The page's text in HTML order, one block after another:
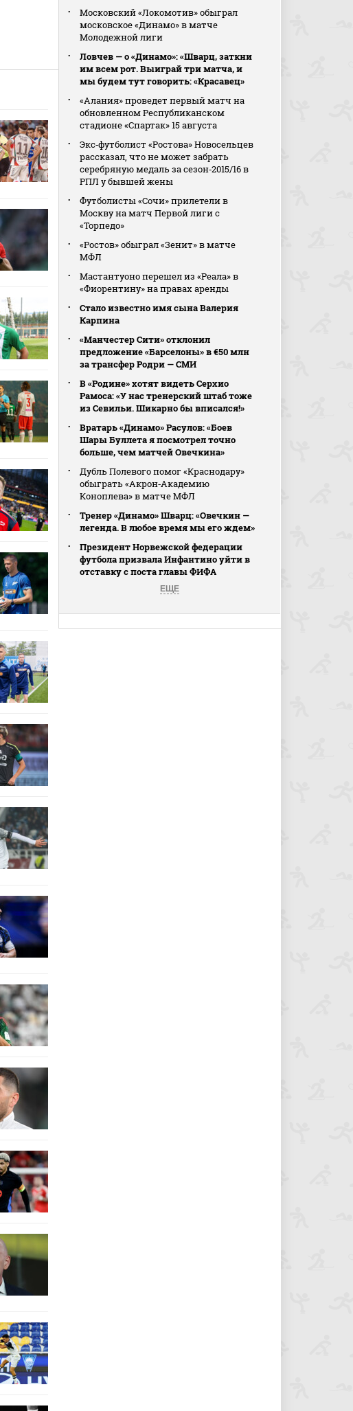
Московский «Локомотив» обыграл
московское «Динамо» в матче
Молодежной лиги
Ловчев — о «Динамо»: «Шварц, заткни
им всем рот. Выиграй три матча, и
мы будем тут говорить: «Красавец»
«Алания» проведет первый матч на
обновленном Республиканском
стадионе «Спартак» 15 августа
Экс‑футболист «Ростова» Новосельцев
рассказал, что не может забрать
серебряную медаль за сезон‑2015/16 в
РПЛ у бывшей жены
Футболисты «Сочи» прилетели в
Москву на матч Первой лиги с
«Торпедо»
«Ростов» обыграл «Зенит» в матче
МФЛ
Мастантуоно перешел из «Реала» в
«Фиорентину» на правах аренды
Стало известно имя сына Валерия
Карпина
«Манчестер Сити» отклонил
предложение «Барселоны» в €50 млн
за трансфер Родри — СМИ
В «Родине» хотят видеть Серхио
Рамоса: «У нас тренерский штаб тоже
из Севильи. Шикарно бы вписался!»
Вратарь «Динамо» Расулов: «Боев
Шары Буллета я посмотрел точно
больше, чем матчей Овечкина»
Дубль Полевого помог «Краснодару»
обыграть «Акрон‑Академию
Коноплева» в матче МФЛ
Тренер «Динамо» Шварц: «Овечкин —
легенда. В любое время мы его ждем»
Президент Норвежской федерации
футбола призвала Инфантино уйти в
отставку с поста главы ФИФА
ЕЩЕ